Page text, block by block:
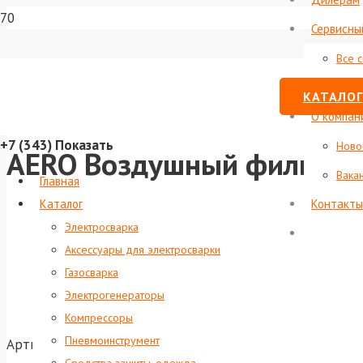
Все
О
Контакты
КАТАЛОГ
+7 (343) Показать
Главная
Каталог
Электросварка
Аксессуары для электросварки
Газосварка
Электрогенераторы
Компрессоры
Пневмоинструмент
AERO Воздушный фильтр
Артикул: foxweld-5761